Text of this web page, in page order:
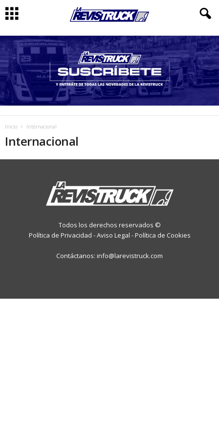
Inicio Internacional
Internacional
Todos los derechos reservados ©
Política de Privacidad -Aviso Legal -Política de Cookies
Contáctanos: info@larevistruck.com